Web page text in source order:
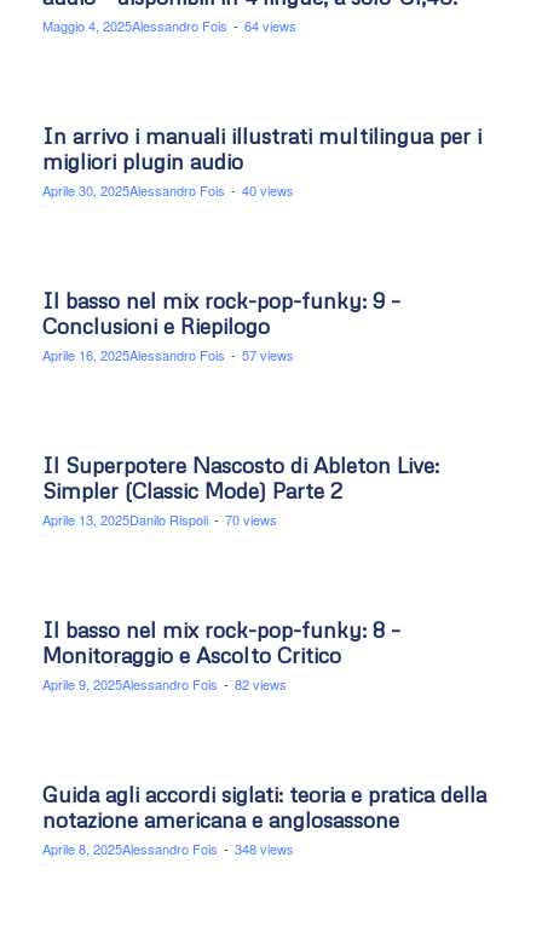
Maggio 4, 2025Alessandro Fois - 64 views
In arrivo i manuali illustrati multilingua per i
migliori plugin audio
Aprile 30, 2025Alessandro Fois - 40 views
Il basso nel mix rock-pop-funky: 9 –
Conclusioni e Riepilogo
Aprile 16, 2025Alessandro Fois - 57 views
Il Superpotere Nascosto di Ableton Live:
Simpler (Classic Mode) Parte 2
Aprile 13, 2025Danilo Rispoli - 70 views
Il basso nel mix rock-pop-funky: 8 –
Monitoraggio e Ascolto Critico
Aprile 9, 2025Alessandro Fois - 82 views
Guida agli accordi siglati: teoria e pratica della
notazione americana e anglosassone
Aprile 8, 2025Alessandro Fois - 348 views